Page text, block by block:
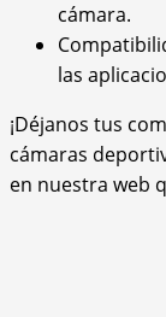
cámara.
las
¡Déjanos tus
cámaras
en nuestra web